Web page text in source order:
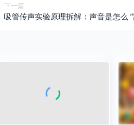
下一篇
吸管传声实验原理拆解：声音是怎么 “